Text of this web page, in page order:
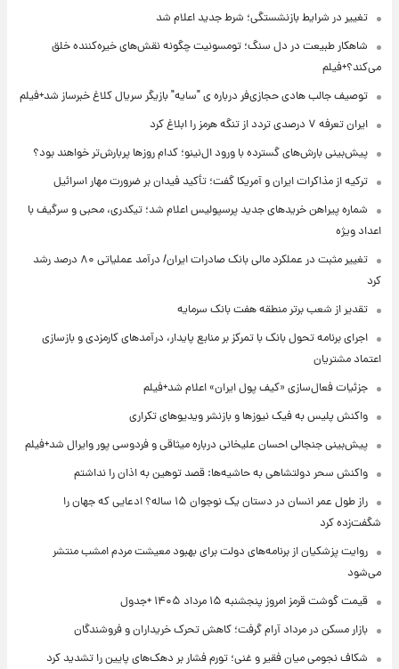
تغییر در شرایط بازنشستگی؛ شرط جدید اعلام شد
شاهکار طبیعت در دل سنگ؛ تومسونیت چگونه نقش‌های خیره‌کننده خلق
می‌کند؟+فیلم
توصیف جالب هادی حجازی‌فر درباره ی "سایه" بازیگر سریال کلاغ خبرساز شد+فیلم
ایران تعرفه ۷ درصدی تردد از تنگه هرمز را ابلاغ کرد
پیش‌بینی بارش‌های گسترده با ورود ال‌نینو؛ کدام روزها پربارش‌تر خواهند بود؟
ترکیه از مذاکرات ایران و آمریکا گفت؛ تأکید فیدان بر ضرورت مهار اسرائیل
شماره پیراهن خریدهای جدید پرسپولیس اعلام شد؛ تیکدری، محبی و سرگیف با
اعداد ویژه
تغییر مثبت در عملکرد مالی بانک صادرات ایران/ درآمد عملیاتی ۸۰ درصد رشد
کرد
تقدیر از شعب برتر منطقه هفت بانک سرمایه
اجرای برنامه تحول بانک با تمرکز بر منابع پایدار، درآمدهای کارمزدی و بازسازی
اعتماد مشتریان
جزئیات فعال‌سازی «کیف پول ایران» اعلام شد+فیلم
واکنش پلیس به فیک نیوزها و بازنشر ویدیوهای تکراری
پیش‌بینی جنجالی احسان علیخانی درباره میثاقی و فردوسی پور وایرال شد+فیلم
واکنش سحر دولتشاهی به حاشیه‌ها: قصد توهین به اذان را نداشتم
راز طول عمر انسان در دستان یک نوجوان ۱۵ ساله؟ ادعایی که جهان را
شگفت‌زده کرد
روایت پزشکیان از برنامه‌های دولت برای بهبود معیشت مردم امشب منتشر
می‌شود
قیمت گوشت قرمز امروز پنجشنبه ۱۵ مرداد ۱۴۰۵ +جدول
بازار مسکن در مرداد آرام گرفت؛ کاهش تحرک خریداران و فروشندگان
شکاف نجومی میان فقیر و غنی؛ تورم فشار بر دهک‌های پایین را تشدید کرد